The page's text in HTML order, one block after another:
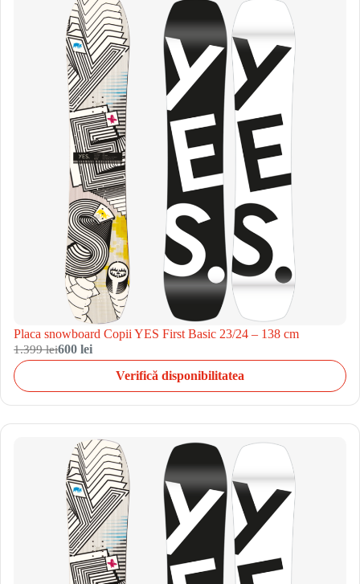
Placa snowboard Copii YES First Basic 23/24 – 138 cm
1.399 lei600 lei
Verifică disponibilitatea